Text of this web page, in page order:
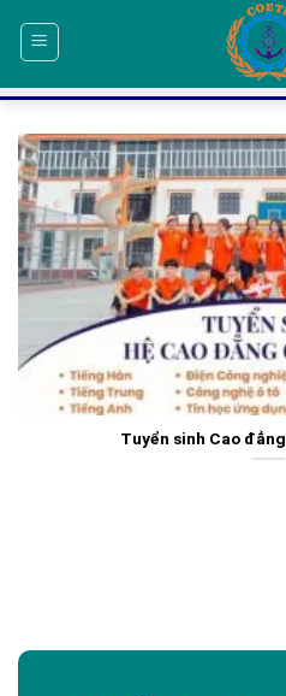
Tuyển sinh Cao